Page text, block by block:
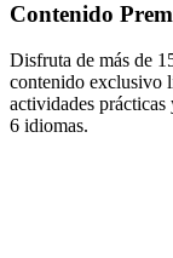
Contenido
Disfruta de más de
contenido exclusivo
actividades prácticas
6 idiomas.